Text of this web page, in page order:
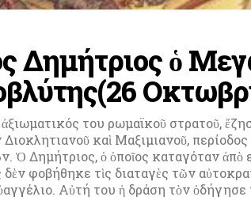
Δημήτριος ὁ
του ρωμαϊκοῦ στρατοῦ,
καὶ Μαξιμιανοῦ,
τῆς
φοβήθηκε τὶς διαταγὲς τῶν
Αὐτή του ἡ δράση τὸν ὁδήγησε